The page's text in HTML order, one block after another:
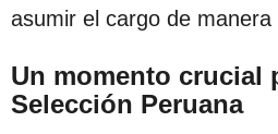
u
l
i
asumir el cargo de manera
Un momento crucial
Selección Peruana